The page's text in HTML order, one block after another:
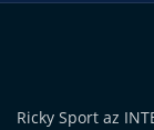
Ricky Sport az